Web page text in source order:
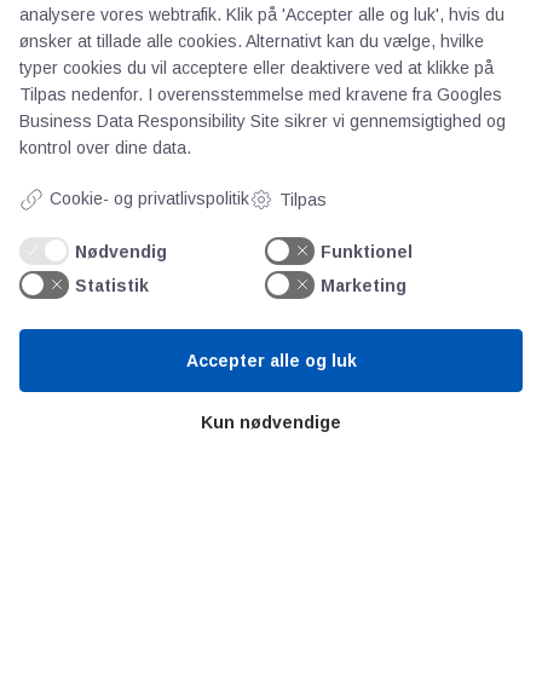
Overgangen bliver løbende. Dvs. når
Parker’s og Hymatik’s lagre løber tør for de
gamle produkter, vil de nye blive sat i
produktion. Parker startede udrulningen
forsætte året ud i 2022.
analysere vores webtrafik. Klik på 'Accepter alle og luk', hvis du
ønsker at tillade alle cookies. Alternativt kan du vælge, hvilke
typer cookies du vil acceptere eller deaktivere ved at klikke på
Tilpas nedenfor. I overensstemmelse med kravene fra Googles
Business Data Responsibility Site sikrer vi gennemsigtighed og
kontrol over dine data.
Cookie- og privatlivspolitik Tilpas
Nødvendig
Funktionel
Statistik
Marketing
Kun nødvendige
Accepter alle og luk